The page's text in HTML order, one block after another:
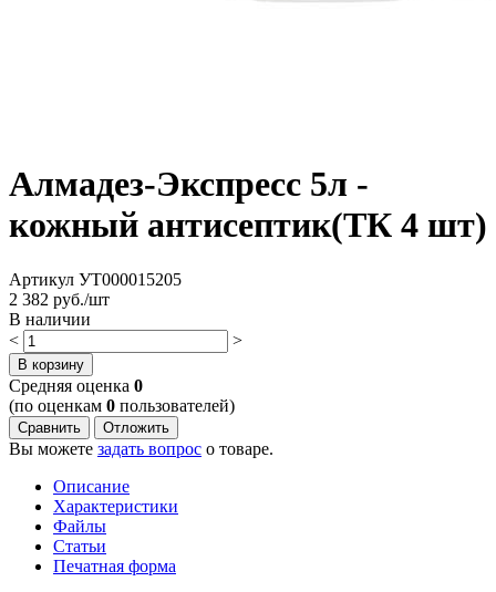
Алмадез-Экспресс 5л -
кожный антисептик(ТК 4 шт)
Артикул УТ000015205
2 382 руб./шт
В наличии
<
>
В корзину
Cредняя оценка 0
(по оценкам 0 пользователей)
Сравнить Отложить
Вы можете задать вопрос о товаре.
Описание
Характеристики
Файлы
Статьи
Печатная форма